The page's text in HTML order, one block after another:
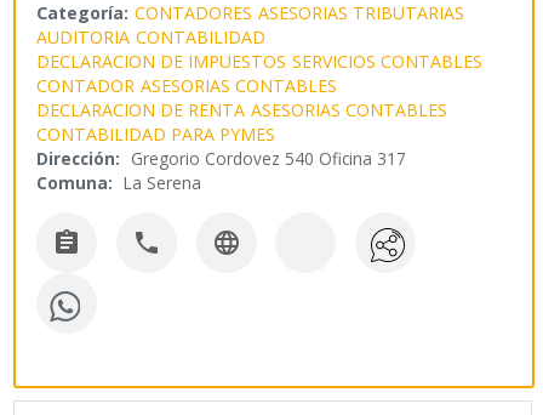
Categoría: CONTADORES ASESORIAS TRIBUTARIAS
AUDITORIA CONTABILIDAD
DECLARACION DE IMPUESTOS SERVICIOS CONTABLES
CONTADOR ASESORIAS CONTABLES
DECLARACION DE RENTA ASESORIAS CONTABLES
CONTABILIDAD PARA PYMES
Dirección: Gregorio Cordovez 540 Oficina 317
Comuna: La Serena
  